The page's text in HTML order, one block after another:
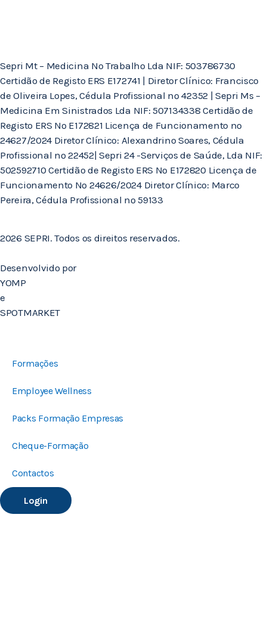
Sepri Mt – Medicina No Trabalho Lda NIF: 503786730
Certidão de Registo ERS E172741 | Diretor Clínico: Francisco
de Oliveira Lopes, Cédula Profissional nº 42352 | Sepri Ms –
Medicina Em Sinistrados Lda NIF: 507134338 Certidão de
Registo ERS Nº E172821 Licença de Funcionamento nº
24627/2024 Diretor Clínico: Alexandrino Soares, Cédula
Profissional nº 22452| Sepri 24 -Serviços de Saúde, Lda NIF:
502592710 Certidão de Registo ERS Nº E172820 Licença de
Funcionamento Nº 24626/2024 Diretor Clínico: Marco
Pereira, Cédula Profissional nº 59133
2026 SEPRI. Todos os direitos reservados.
Desenvolvido por
YOMP
e
SPOTMARKET
Formações
Employee Wellness
Packs Formação Empresas
Cheque-Formação
Contactos
Login